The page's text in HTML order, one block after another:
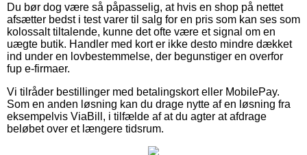
Du bør dog være så påpasselig, at hvis en shop på nettet
afsætter bedst i test varer til salg for en pris som kan ses som
kolossalt tiltalende, kunne det ofte være et signal om en
uægte butik. Handler med kort er ikke desto mindre dækket
ind under en lovbestemmelse, der begunstiger en overfor
fup e-firmaer.
Vi tilråder bestillinger med betalingskort eller MobilePay.
Som en anden løsning kan du drage nytte af en løsning fra
eksempelvis ViaBill, i tilfælde af at du agter at afdrage
beløbet over et længere tidsrum.